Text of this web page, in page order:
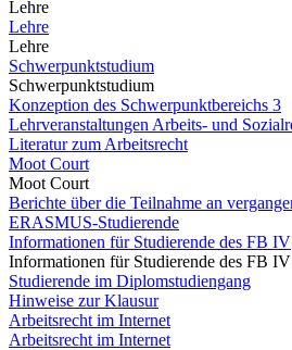
Lehre
Lehre
Lehre
Schwerpunktstudium
Schwerpunktstudium
Konzeption des Schwerpunktbereichs 3
Lehrveranstaltungen Arbeits- und
Literatur zum Arbeitsrecht
Moot Court
Moot Court
Berichte über die Teilnahme an
ERASMUS-Studierende
Informationen für Studierende des FB IV
Informationen für Studierende des FB IV
Studierende im Diplomstudiengang
Hinweise zur Klausur
Arbeitsrecht im Internet
Arbeitsrecht im Internet